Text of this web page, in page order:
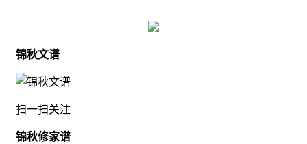
锦秋文谱
扫一扫关注
锦秋修家谱